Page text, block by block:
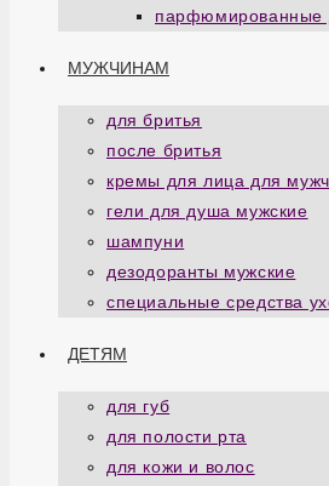
парфюмированные
МУЖЧИНАМ
для бритья
после бритья
кремы для лица для
гели для душа мужские
шампуни
дезодоранты мужские
специальные средства
ДЕТЯМ
для губ
для полости рта
для кожи и волос